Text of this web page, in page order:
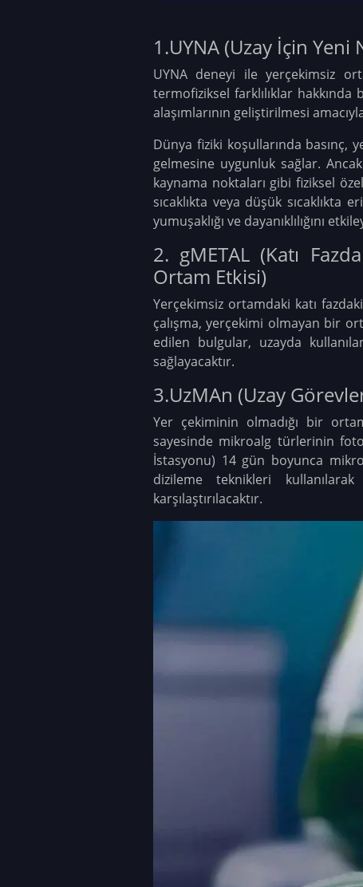
1.UYNA (Uzay İçin Yeni
UYNA deneyi ile yerçekimsiz
termofiziksel farklılıklar hakkında
alaşımlarının geliştirilmesi
Dünya fiziki koşullarında basınç,
gelmesine uygunluk sağlar.
kaynama noktaları gibi fiziksel
sıcaklıkta veya düşük
yumuşaklığı ve dayanıklılığını
2. gMETAL (Katı
Ortam Etkisi)
Yerçekimsiz ortamdaki katı
çalışma, yerçekimi olmayan bir
edilen bulgular, uzayda
sağlayacaktır.
3.UzMAn (Uzay
Yer çekiminin olmadığı bir
sayesinde mikroalg türlerinin
İstasyonu) 14 gün boyunca
dizileme teknikleri
karşılaştırılacaktır.